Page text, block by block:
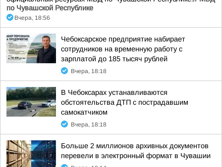
по Чувашской Республике
Вчера, 18:56
Чебоксарское предприятие набирает
сотрудников на временную работу с
зарплатой до 185 тысяч рублей
Вчера, 18:18
В Чебоксарах устанавливаются
обстоятельства ДТП с пострадавшим
самокатчиком
Вчера, 18:18
Больше 2 миллионов архивных документов
перевели в электронный формат в Чувашии